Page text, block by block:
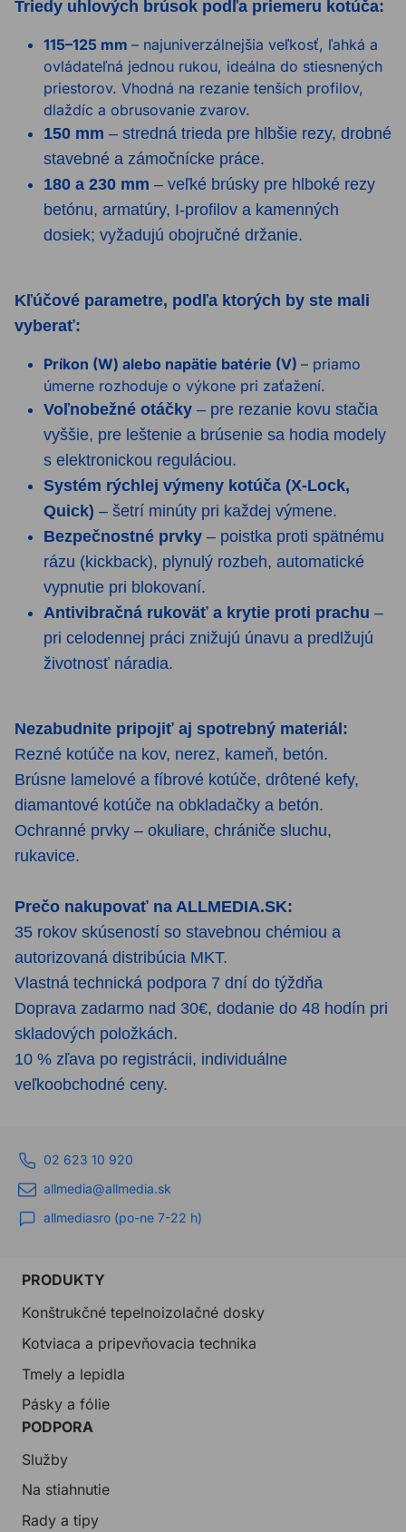
Triedy uhlových brúsok podľa priemeru kotúča:
115–125 mm – najuniverzálnejšia veľkosť, ľahká a
ovládateľná jednou rukou, ideálna do stiesnených
priestorov. Vhodná na rezanie tenších profilov,
dlaždíc a obrusovanie zvarov.
150 mm – stredná trieda pre hlbšie rezy, drobné
stavebné a zámočnícke práce.
180 a 230 mm – veľké brúsky pre hlboké rezy
betónu, armatúry, I-profilov a kamenných
dosiek; vyžadujú obojručné držanie.
Kľúčové parametre, podľa ktorých by ste mali
vyberať:
Príkon (W) alebo napätie batérie (V) – priamo
úmerne rozhoduje o výkone pri zaťažení.
Voľnobežné otáčky – pre rezanie kovu stačia
vyššie, pre leštenie a brúsenie sa hodia modely
s elektronickou reguláciou.
Systém rýchlej výmeny kotúča (X-Lock,
Quick) – šetrí minúty pri každej výmene.
Bezpečnostné prvky – poistka proti spätnému
rázu (kickback), plynulý rozbeh, automatické
vypnutie pri blokovaní.
Antivibračná rukoväť a krytie proti prachu –
pri celodennej práci znižujú únavu a predlžujú
životnosť náradia.
Nezabudnite pripojiť aj spotrebný materiál:
Rezné kotúče na kov, nerez, kameň, betón.
Brúsne lamelové a fíbrové kotúče, drôtené kefy,
diamantové kotúče na obkladačky a betón.
Ochranné prvky – okuliare, chrániče sluchu,
rukavice.
Prečo nakupovať na ALLMEDIA.SK:
35 rokov skúseností so stavebnou chémiou a
autorizovaná distribúcia MKT.
Vlastná technická podpora 7 dní do týždňa
Doprava zadarmo nad 30€, dodanie do 48 hodín pri
skladových položkách.
10 % zľava po registrácii, individuálne
veľkoobchodné ceny.
02 623 10 920
allmedia@allmedia.sk
allmediasro (po-ne 7-22 h)
PRODUKTY
Konštrukčné tepelnoizolačné dosky
Kotviaca a pripevňovacia technika
Tmely a lepidla
Pásky a fólie
PODPORA
Služby
Na stiahnutie
Rady a tipy